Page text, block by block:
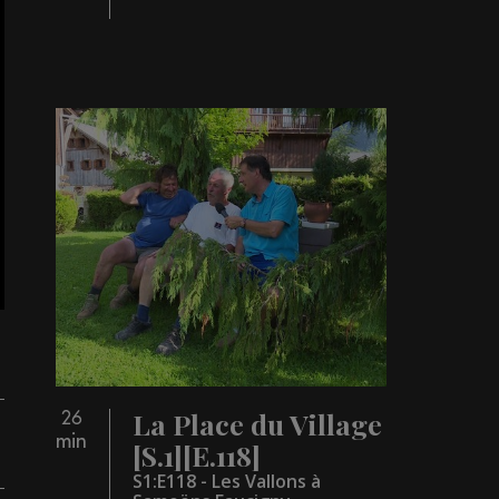
26
min
La Place du Village
[S.1][E.118]
S1:E118 - Les Vallons à